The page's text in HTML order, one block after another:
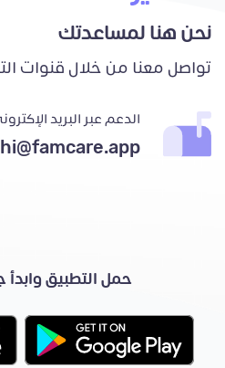
نحن هنا لمساعدتك
تواصل معنا من خلال قنوات
الدعم عبر البريد
hi@famcare.app
حمل التطبيق